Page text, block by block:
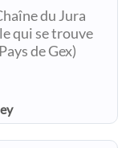
du Jura
qui se trouve
de Gex)